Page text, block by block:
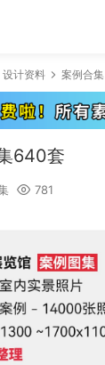
设计资料 案例合集
640套
781